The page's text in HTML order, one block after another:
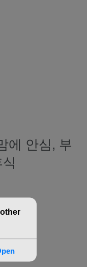
에 안심, 부